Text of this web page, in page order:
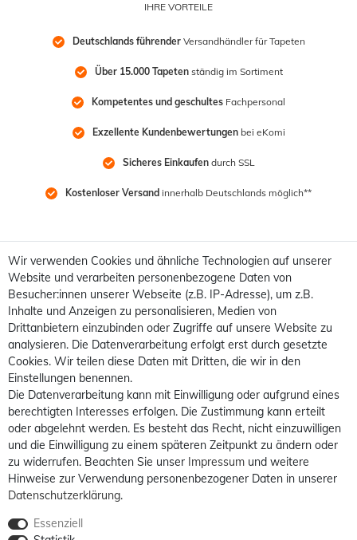
IHRE VORTEILE
Deutschlands führender Versandhändler für Tapeten
Über 15.000 Tapeten ständig im Sortiment
Kompetentes und geschultes Fachpersonal
Exzellente Kundenbewertungen bei eKomi
Sicheres Einkaufen durch SSL
Kostenloser Versand innerhalb Deutschlands möglich**
Wir verwenden Cookies und ähnliche Technologien auf unserer
Website und verarbeiten personenbezogene Daten von
Besucher:innen unserer Webseite (z.B. IP-Adresse), um z.B.
Inhalte und Anzeigen zu personalisieren, Medien von
Drittanbietern einzubinden oder Zugriffe auf unsere Website zu
analysieren. Die Datenverarbeitung erfolgt erst durch gesetzte
Cookies. Wir teilen diese Daten mit Dritten, die wir in den
Einstellungen benennen.
Die Datenverarbeitung kann mit Einwilligung oder aufgrund eines
berechtigten Interesses erfolgen. Die Zustimmung kann erteilt
oder abgelehnt werden. Es besteht das Recht, nicht einzuwilligen
und die Einwilligung zu einem späteren Zeitpunkt zu ändern oder
zu widerrufen. Beachten Sie unser Impressum und weitere
Hinweise zur Verwendung personenbezogener Daten in unserer
Daten­schutz­erklärung.
Essenziell